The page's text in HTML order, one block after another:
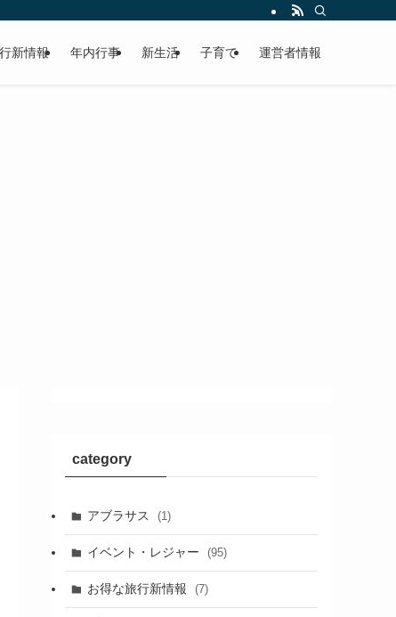
新情報 年内行事 新生活 子育て 運営者情報
category
アブラサス (1)
イベント・レジャー (95)
お得な旅行新情報 (7)